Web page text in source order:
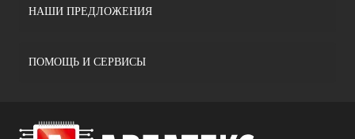
НАШИ ПРЕДЛОЖЕНИЯ
ПОМОЩЬ И СЕРВИСЫ